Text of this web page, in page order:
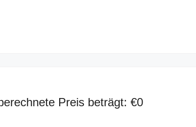
Preis beträgt: €0